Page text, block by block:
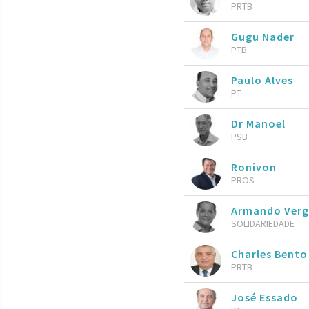
PRTB
Gugu Nader
PTB
Paulo Alves
PT
Dr Manoel
PSB
Ronivon
PROS
Armando
SOLIDARIEDADE
Charles Bento
PRTB
José Essado